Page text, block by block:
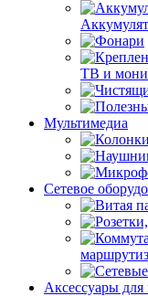
ТВ и
Мультимедиа
Сетевое
Аксессуары